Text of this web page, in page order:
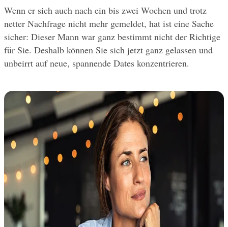
Wenn er sich auch nach ein bis zwei Wochen und trotz
netter Nachfrage nicht mehr gemeldet, hat ist eine Sache
sicher: Dieser Mann war ganz bestimmt nicht der Richtige
für Sie. Deshalb können Sie sich jetzt ganz gelassen und
unbeirrt auf neue, spannende Dates konzentrieren.